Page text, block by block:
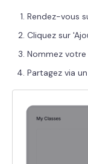
Rendez-vous
Cliquez sur
Nommez votre
Partagez via